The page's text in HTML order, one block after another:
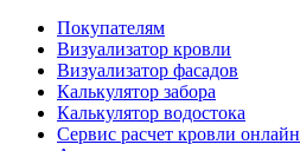
Покупателям
Визуализатор кровли
Визуализатор фасадов
Калькулятор забора
Калькулятор водостока
Сервис расчет кровли онлайн